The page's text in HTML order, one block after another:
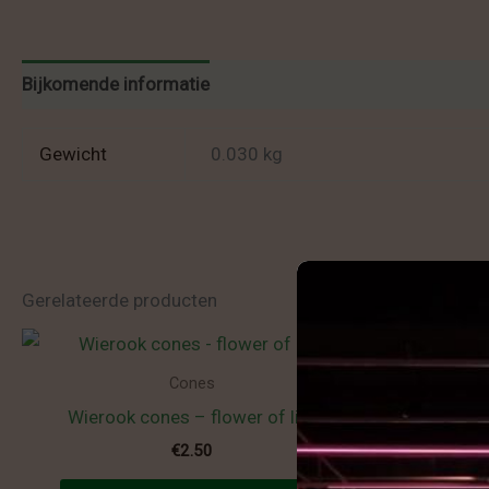
Bijkomende informatie
Gewicht 0.030 kg
Gerelateerde producten
Cones
Wierook cones – flower of life
€2.50